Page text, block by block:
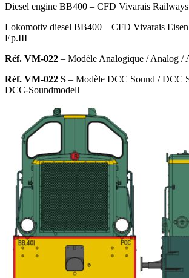
Diesel engine BB400 – CFD Vivarais
Lokomotiv diesel BB400 – CFD Vivarais
Ep.III
Réf. VM-022 – Modèle Analogique / Analog /
Réf. VM-022 S – Modèle DCC Sound / DCC
DCC-Soundmodell